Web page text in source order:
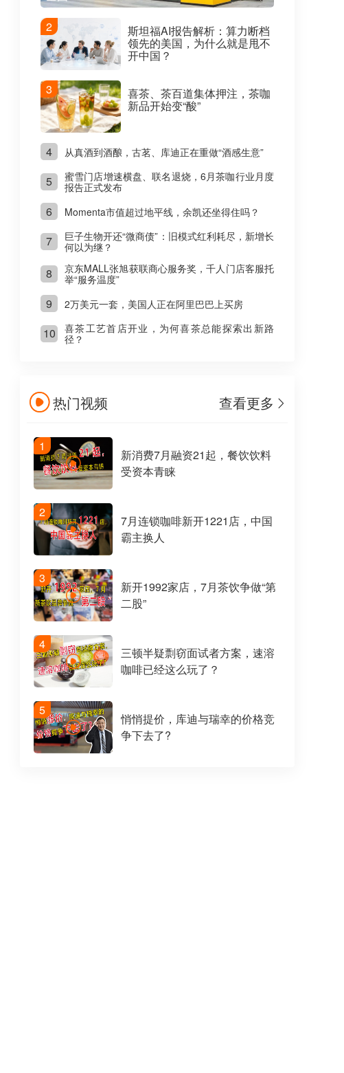
斯坦福AI报告解析：算力断档
领先的美国，为什么就是甩不
开中国？
2
喜茶、茶百道集体押注，茶咖
新品开始变“酸”
3
4 从真酒到酒酿，古茗、库迪正在重做“酒感生意”
5
蜜雪门店增速横盘、联名退烧，6月茶咖行业月度
报告正式发布
6 Momenta市值超过地平线，余凯还坐得住吗？
7
巨子生物开还“微商债”：旧模式红利耗尽，新增长
何以为继？
8
京东MALL张旭获联商心服务奖，千人门店客服托
举“服务温度”
9 2万美元一套，美国人正在阿里巴巴上买房
10
喜茶工艺首店开业，为何喜茶总能探索出新路
径？
热门视频 查看更多
1
新消费7月融资21起，餐饮饮料
受资本青睐
2
7月连锁咖啡新开1221店，中国
霸主换人
3
新开1992家店，7月茶饮争做“第
二股”
4
三顿半疑剽窃面试者方案，速溶
咖啡已经这么玩了？
5
悄悄提价，库迪与瑞幸的价格竞
争下去了?